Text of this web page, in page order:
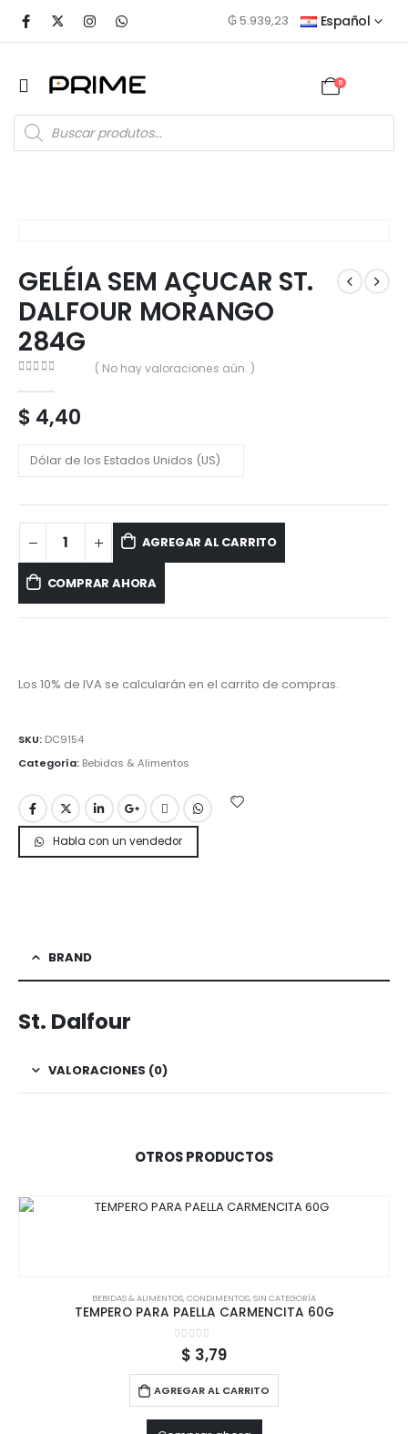
₲ 5.939,23 Español
0
GELÉIA SEM AÇUCAR ST.
DALFOUR MORANGO
284G
( No hay valoraciones aún. )
$ 4,40
AGREGAR AL CARRITO
COMPRAR AHORA
Los 10% de IVA se calcularán en el carrito de compras.
SKU: DC9154
Categoría: Bebidas & Alimentos
Habla con un vendedor
BRAND
St. Dalfour
VALORACIONES (0)
OTROS PRODUCTOS
BEBIDAS & ALIMENTOS,CONDIMENTOS,SIN CATEGORÍA
TEMPERO PARA PAELLA CARMENCITA 60G
out of 5
$ 3,79
AGREGAR AL CARRITO